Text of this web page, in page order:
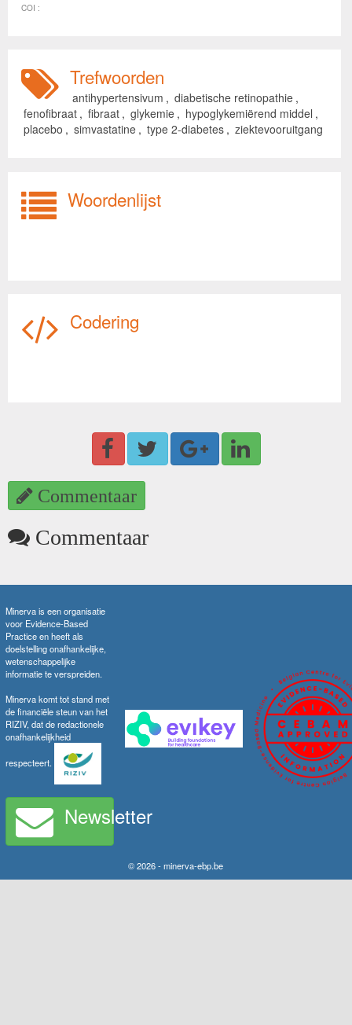
COI :
Trefwoorden
antihypertensivum , diabetische retinopathie ,
fenofibraat , fibraat , glykemie , hypoglykemiërend middel ,
placebo , simvastatine , type 2-diabetes , ziektevooruitgang
Woordenlijst
Codering
Commentaar
Commentaar
Minerva is een organisatie
voor Evidence-Based
Practice en heeft als
doelstelling onafhankelijke,
wetenschappelijke
informatie te verspreiden.
Minerva komt tot stand met
de financiële steun van het
RIZIV, dat de redactionele
onafhankelijkheid
respecteert.
Newsletter
© 2026 - minerva-ebp.be